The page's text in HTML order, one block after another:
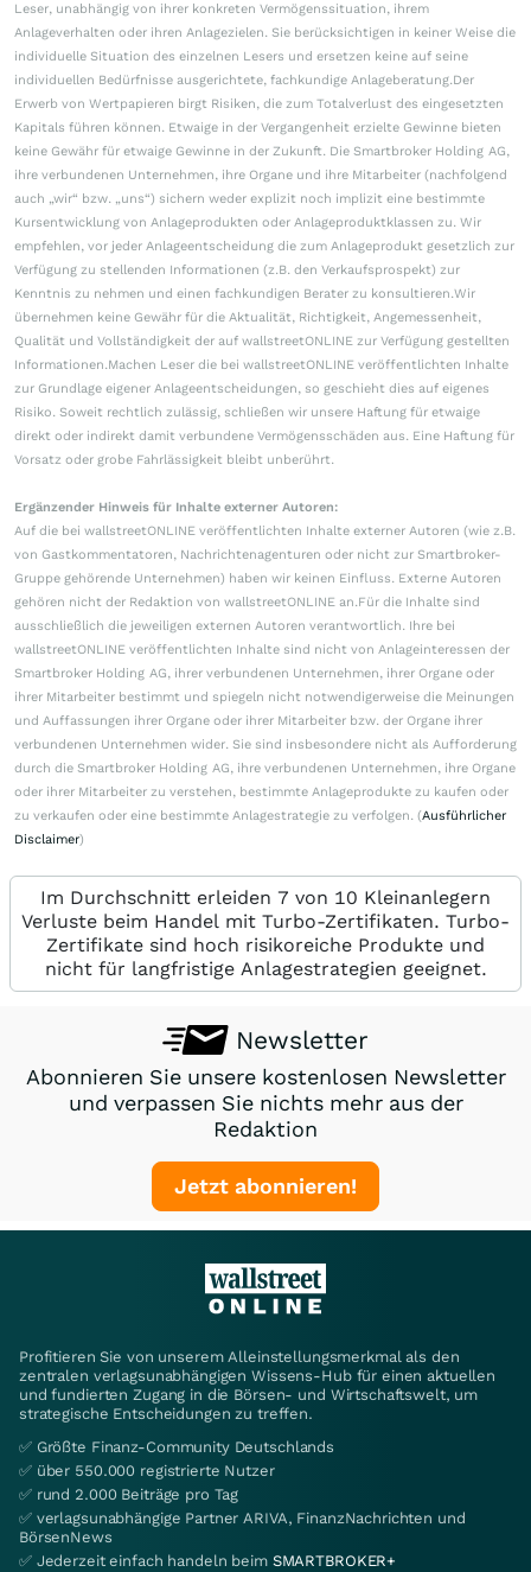
Leser, unabhängig von ihrer konkreten Vermögenssituation, ihrem
Anlageverhalten oder ihren Anlagezielen. Sie berücksichtigen in keiner Weise die
individuelle Situation des einzelnen Lesers und ersetzen keine auf seine
individuellen Bedürfnisse ausgerichtete, fachkundige Anlageberatung.Der
Erwerb von Wertpapieren birgt Risiken, die zum Totalverlust des eingesetzten
Kapitals führen können. Etwaige in der Vergangenheit erzielte Gewinne bieten
keine Gewähr für etwaige Gewinne in der Zukunft. Die Smartbroker Holding AG,
ihre verbundenen Unternehmen, ihre Organe und ihre Mitarbeiter (nachfolgend
auch „wir“ bzw. „uns“) sichern weder explizit noch implizit eine bestimmte
Kursentwicklung von Anlageprodukten oder Anlageproduktklassen zu. Wir
empfehlen, vor jeder Anlageentscheidung die zum Anlageprodukt gesetzlich zur
Verfügung zu stellenden Informationen (z.B. den Verkaufsprospekt) zur
Kenntnis zu nehmen und einen fachkundigen Berater zu konsultieren.Wir
übernehmen keine Gewähr für die Aktualität, Richtigkeit, Angemessenheit,
Qualität und Vollständigkeit der auf wallstreetONLINE zur Verfügung gestellten
Informationen.Machen Leser die bei wallstreetONLINE veröffentlichten Inhalte
zur Grundlage eigener Anlageentscheidungen, so geschieht dies auf eigenes
Risiko. Soweit rechtlich zulässig, schließen wir unsere Haftung für etwaige
direkt oder indirekt damit verbundene Vermögensschäden aus. Eine Haftung für
Vorsatz oder grobe Fahrlässigkeit bleibt unberührt.
Ergänzender Hinweis für Inhalte externer Autoren:
Auf die bei wallstreetONLINE veröffentlichten Inhalte externer Autoren (wie z.B.
von Gastkommentatoren, Nachrichtenagenturen oder nicht zur Smartbroker-
Gruppe gehörende Unternehmen) haben wir keinen Einfluss. Externe Autoren
gehören nicht der Redaktion von wallstreetONLINE an.Für die Inhalte sind
ausschließlich die jeweiligen externen Autoren verantwortlich. Ihre bei
wallstreetONLINE veröffentlichten Inhalte sind nicht von Anlageinteressen der
Smartbroker Holding AG, ihrer verbundenen Unternehmen, ihrer Organe oder
ihrer Mitarbeiter bestimmt und spiegeln nicht notwendigerweise die Meinungen
und Auffassungen ihrer Organe oder ihrer Mitarbeiter bzw. der Organe ihrer
verbundenen Unternehmen wider. Sie sind insbesondere nicht als Aufforderung
durch die Smartbroker Holding AG, ihre verbundenen Unternehmen, ihre Organe
oder ihrer Mitarbeiter zu verstehen, bestimmte Anlageprodukte zu kaufen oder
zu verkaufen oder eine bestimmte Anlagestrategie zu verfolgen. (Ausführlicher
Disclaimer)
Im Durchschnitt erleiden 7 von 10 Kleinanlegern
Verluste beim Handel mit Turbo-Zertifikaten. Turbo-
Zertifikate sind hoch risikoreiche Produkte und
nicht für langfristige Anlagestrategien geeignet.
Newsletter
Abonnieren Sie unsere kostenlosen Newsletter
und verpassen Sie nichts mehr aus der
Redaktion
Jetzt abonnieren!
Profitieren Sie von unserem Alleinstellungsmerkmal als den
zentralen verlagsunabhängigen Wissens-Hub für einen aktuellen
und fundierten Zugang in die Börsen- und Wirtschaftswelt, um
strategische Entscheidungen zu treffen.
✅ Größte Finanz-Community Deutschlands
✅ über 550.000 registrierte Nutzer
✅ rund 2.000 Beiträge pro Tag
✅ verlagsunabhängige Partner ARIVA, FinanzNachrichten und
BörsenNews
✅ Jederzeit einfach handeln beim SMARTBROKER+